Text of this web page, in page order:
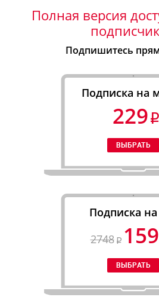
Полная версия
Подпишитесь
Подписка на
229
Подписка на
2748